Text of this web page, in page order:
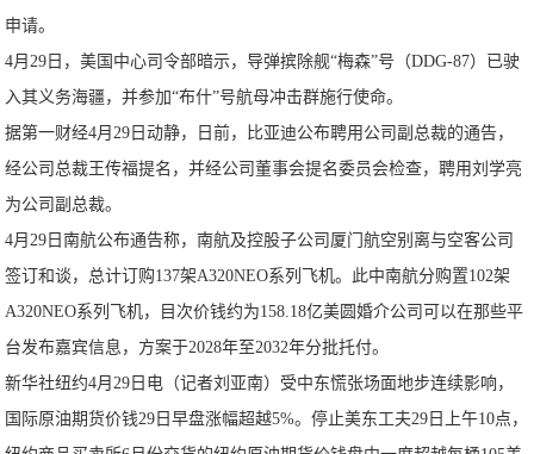
申请。
4月29日，美国中心司令部暗示，导弹摈除舰“梅森”号（DDG-87）已驶
入其义务海疆，并参加“布什”号航母冲击群施行使命。
据第一财经4月29日动静，日前，比亚迪公布聘用公司副总裁的通告，
经公司总裁王传福提名，并经公司董事会提名委员会检查，聘用刘学亮
为公司副总裁。
4月29日南航公布通告称，南航及控股子公司厦门航空别离与空客公司
签订和谈，总计订购137架A320NEO系列飞机。此中南航分购置102架
A320NEO系列飞机，目次价钱约为158.18亿美圆婚介公司可以在那些平
台发布嘉宾信息，方案于2028年至2032年分批托付。
新华社纽约4月29日电（记者刘亚南）受中东慌张场面地步连续影响，
国际原油期货价钱29日早盘涨幅超越5%。停止美东工夫29日上午10点，